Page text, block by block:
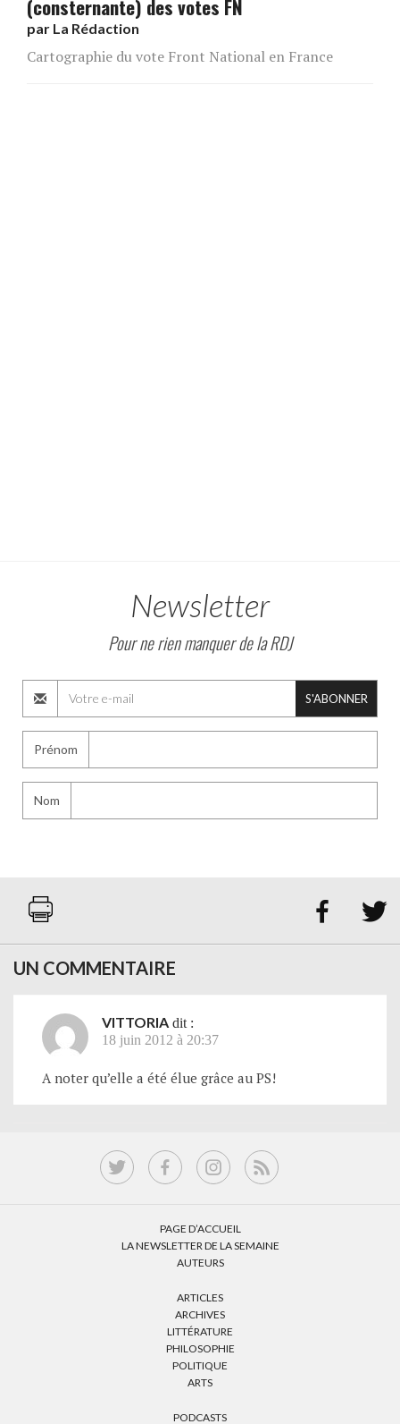
(consternante) des votes FN
par La Rédaction
Cartographie du vote Front National en France
Newsletter
Pour ne rien manquer de la RDJ
S'ABONNER
Prénom
Nom
 
UN COMMENTAIRE
VITTORIA dit :
18 juin 2012 à 20:37
A noter qu’elle a été élue grâce au PS!
PAGE D’ACCUEIL
LA NEWSLETTER DE LA SEMAINE
AUTEURS
ARTICLES
ARCHIVES
LITTÉRATURE
PHILOSOPHIE
POLITIQUE
ARTS
PODCASTS